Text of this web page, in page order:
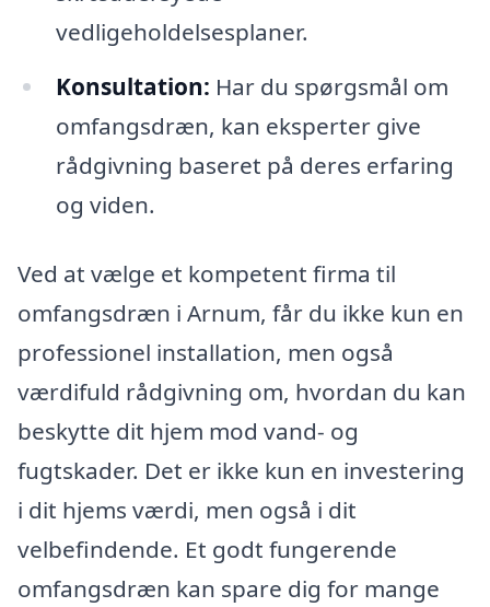
vedligeholdelsesplaner.
Konsultation: Har du spørgsmål om
omfangsdræn, kan eksperter give
rådgivning baseret på deres erfaring
og viden.
Ved at vælge et kompetent firma til
omfangsdræn i Arnum, får du ikke kun en
professionel installation, men også
værdifuld rådgivning om, hvordan du kan
beskytte dit hjem mod vand- og
fugtskader. Det er ikke kun en investering
i dit hjems værdi, men også i dit
velbefindende. Et godt fungerende
omfangsdræn kan spare dig for mange